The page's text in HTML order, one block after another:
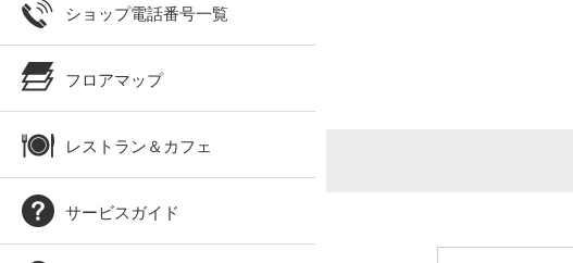
ショップ電話番号一覧
フロアマップ
レストラン＆カフェ
サービスガイド